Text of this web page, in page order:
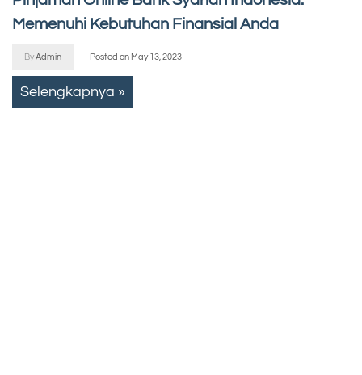
Memenuhi Kebutuhan Finansial Anda
ByAdmin Posted on May 13, 2023
Selengkapnya »